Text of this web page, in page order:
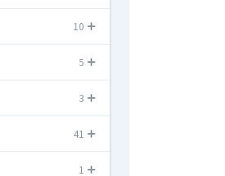
10
5
3
41
1
|｀
人　
／￣
￣＞
;'::::::
＼ゝ
/　
ィ´￣
{　
＼　＼
/:＼
/　　